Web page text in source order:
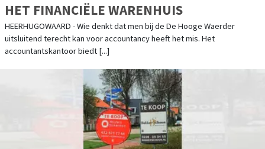
HET FINANCIËLE WARENHUIS
HEERHUGOWAARD - Wie denkt dat men bij de De Hooge Waerder
uitsluitend terecht kan voor accountancy heeft het mis. Het
accountantskantoor biedt [...]